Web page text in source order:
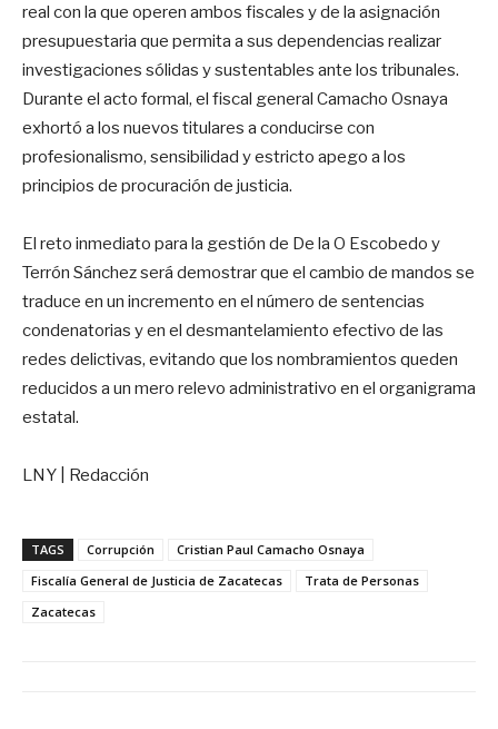
real con la que operen ambos fiscales y de la asignación
presupuestaria que permita a sus dependencias realizar
investigaciones sólidas y sustentables ante los tribunales.
Durante el acto formal, el fiscal general Camacho Osnaya
exhortó a los nuevos titulares a conducirse con
profesionalismo, sensibilidad y estricto apego a los
principios de procuración de justicia.
El reto inmediato para la gestión de De la O Escobedo y
Terrón Sánchez será demostrar que el cambio de mandos se
traduce en un incremento en el número de sentencias
condenatorias y en el desmantelamiento efectivo de las
redes delictivas, evitando que los nombramientos queden
reducidos a un mero relevo administrativo en el organigrama
estatal.
LNY | Redacción
TAGS Corrupción
Cristian Paul Camacho Osnaya
Fiscalía General de Justicia de Zacatecas
Trata de Personas
Zacatecas